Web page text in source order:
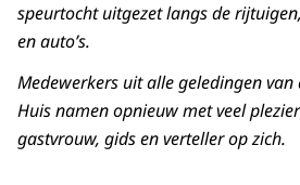
speurtocht uitgezet langs de
en auto’s.
Medewerkers uit alle geledingen
Huis namen opnieuw met veel
gastvrouw, gids en verteller op zich.